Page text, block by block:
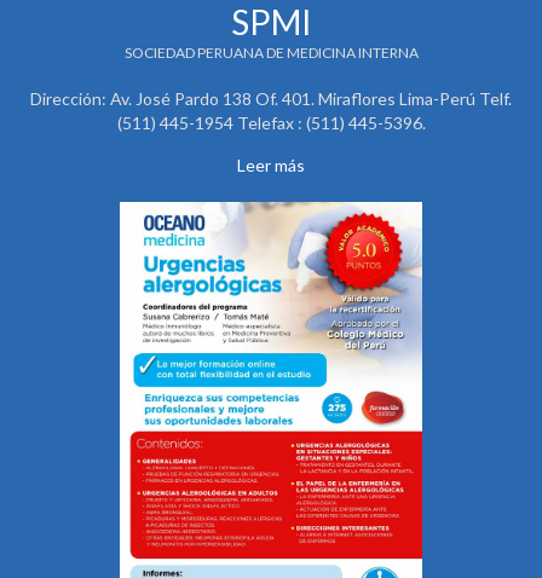
SPMI
SOCIEDAD PERUANA DE MEDICINA INTERNA
Dirección: Av. José Pardo 138 Of. 401. Miraflores Lima-Perú Telf.
(511) 445-1954 Telefax : (511) 445-5396.
Leer más